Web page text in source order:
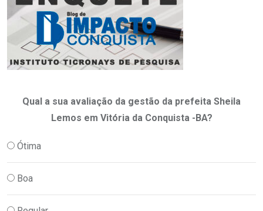
Qual a sua avaliação da gestão da prefeita Sheila
Lemos em Vitória da Conquista -BA?
Ótima
Boa